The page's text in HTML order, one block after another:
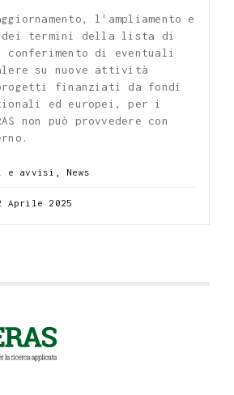
l'ampliamento e
termini della lista di
di eventuali
su nuove attività
finanziati da fondi
ed europei, per i
non può provvedere con
e avvisi News
2025